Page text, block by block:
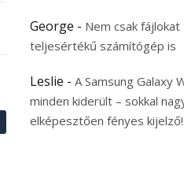
George - Nem csak fájlokat
teljesértékű számítógép is
Leslie - A Samsung Galaxy
minden kiderült – sokkal
elképesztően fényes kijelző!